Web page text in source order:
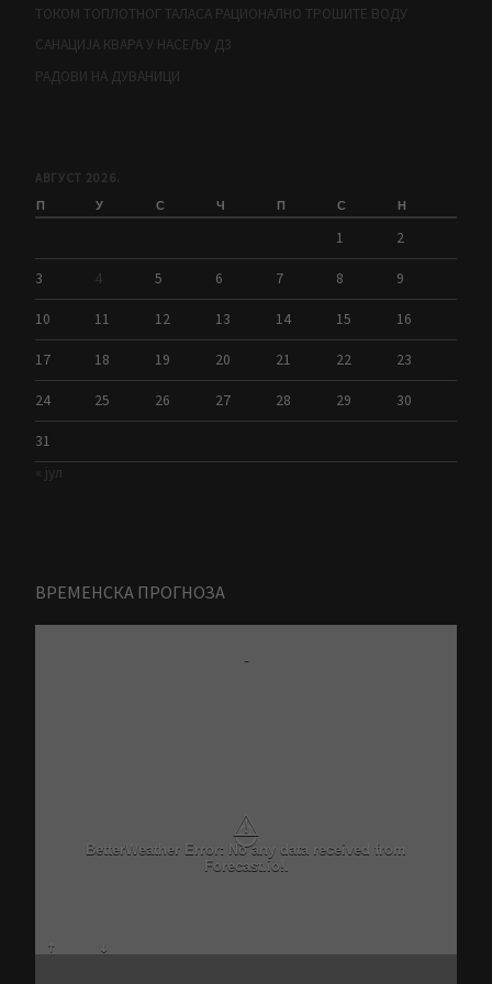
ТОКОМ ТОПЛОТНОГ ТАЛАСА РАЦИОНАЛНО ТРОШИТЕ ВОДУ
САНАЦИЈА КВАРА У НАСЕЉУ Д3
РАДОВИ НА ДУВАНИЦИ
АВГУСТ 2026.
П У С Ч П С Н
1 2
3 4 5 6 7 8 9
10 11 12 13 14 15 16
17 18 19 20 21 22 23
24 25 26 27 28 29 30
31
« јул
ВРЕМЕНСКА ПРОГНОЗА
-
⚠
BetterWeather Error: No any data received from
Forecast.io!.